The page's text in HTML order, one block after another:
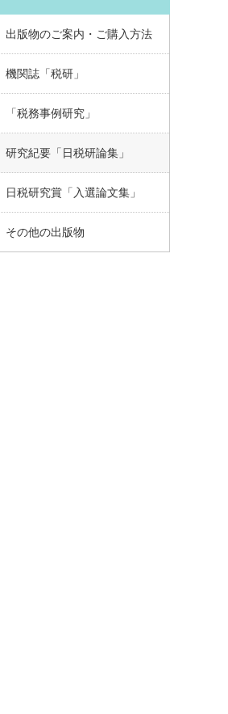
出版物のご案内・ご購入方法
機関誌「税研」
「税務事例研究」
研究紀要「日税研論集」
日税研究賞「入選論文集」
その他の出版物